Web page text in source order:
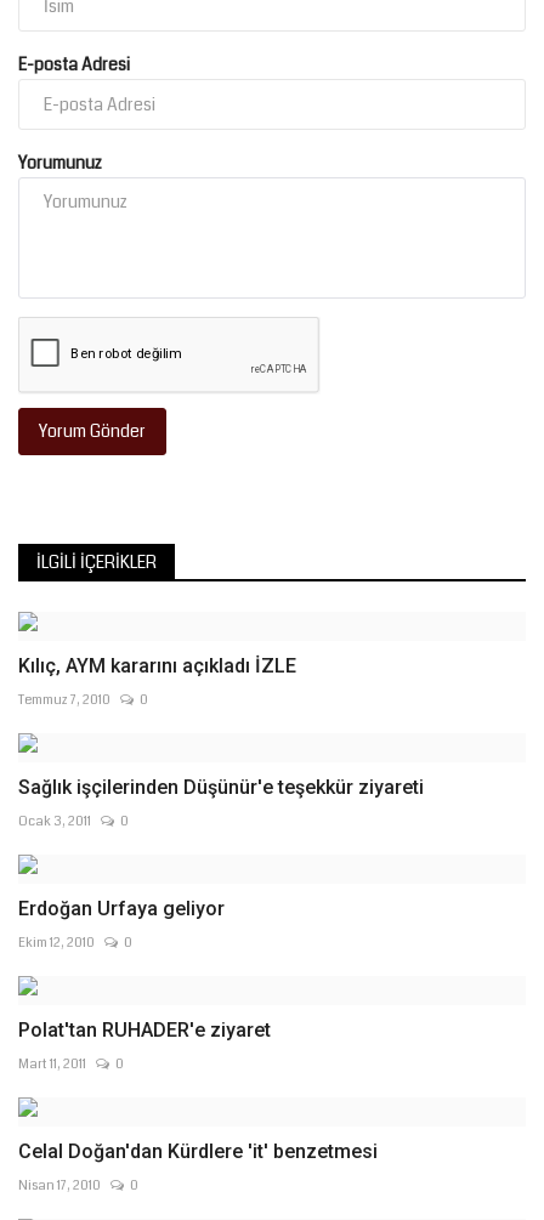
E-posta Adresi
Yorumunuz
Yorum Gönder
İLGILI İÇERIKLER
Kılıç, AYM kararını açıkladı İZLE
Temmuz 7, 2010 0
Sağlık işçilerinden Düşünür'e teşekkür ziyareti
Ocak 3, 2011 0
Erdoğan Urfaya geliyor
Ekim 12, 2010 0
Polat'tan RUHADER'e ziyaret
Mart 11, 2011 0
Celal Doğan'dan Kürdlere 'it' benzetmesi
Nisan 17, 2010 0